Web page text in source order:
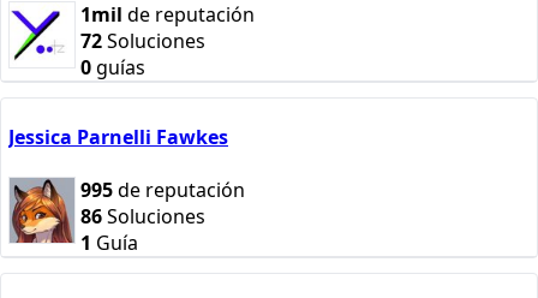
1mil de reputación
72Soluciones
0guías
Jessica Parnelli Fawkes
995de reputación
86Soluciones
1 Guía